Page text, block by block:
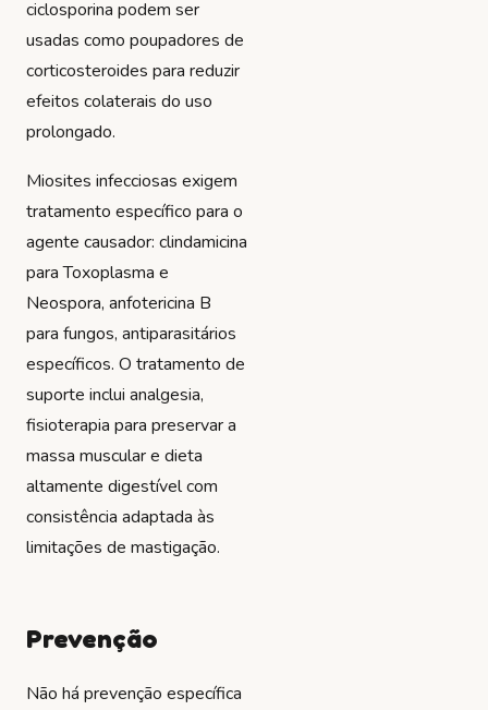
ciclosporina podem ser
usadas como poupadores de
corticosteroides para reduzir
efeitos colaterais do uso
prolongado.
Miosites infecciosas exigem
tratamento específico para o
agente causador: clindamicina
para Toxoplasma e
Neospora, anfotericina B
para fungos, antiparasitários
específicos. O tratamento de
suporte inclui analgesia,
fisioterapia para preservar a
massa muscular e dieta
altamente digestível com
consistência adaptada às
limitações de mastigação.
Prevenção
Não há prevenção específica